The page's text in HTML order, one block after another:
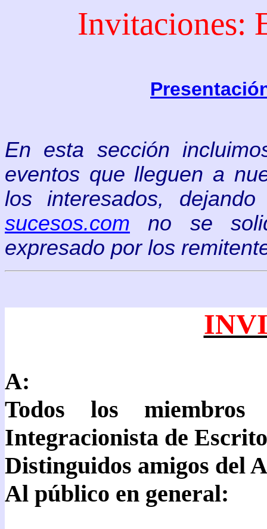
Invitaciones:
En esta sección
eventos que lleguen a
los interesados,
sucesos.com
no se
expresado por los
A:
Todos los
Integracionista de
Distinguidos amigos del
Al público en general: